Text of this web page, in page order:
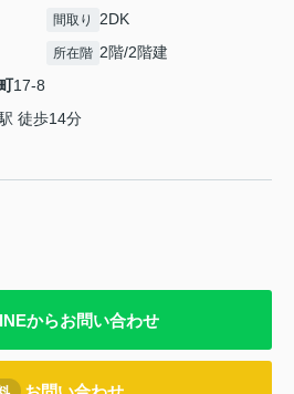
間取り 2DK
所在階 2階/2階建
17-8
徒歩14分
からお問い合わせ